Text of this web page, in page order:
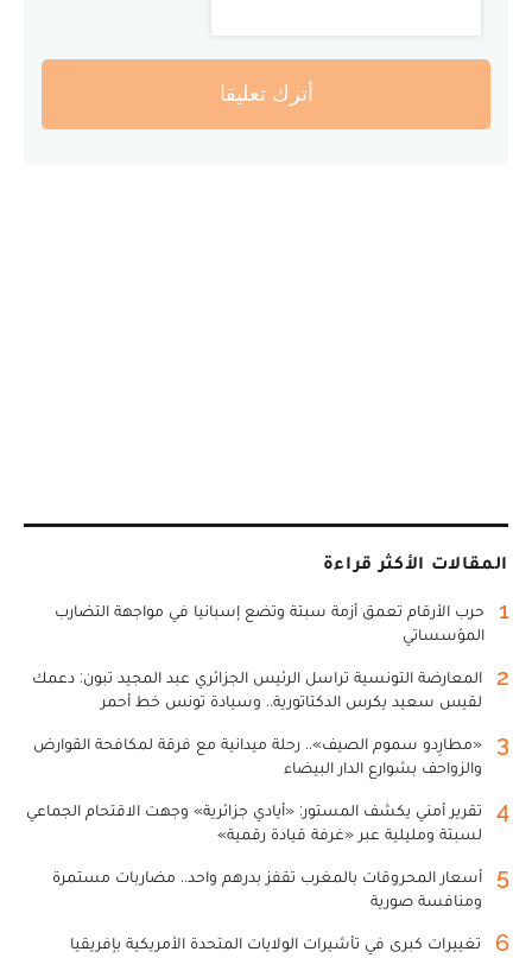
أترك تعليقا
المقالات الأكثر قراءة
1
حرب الأرقام تعمق أزمة سبتة وتضع إسبانيا في مواجهة التضارب
المؤسساتي
2
المعارضة التونسية تراسل الرئيس الجزائري عبد المجيد تبون: دعمك
لقيس سعيد يكرس الدكتاتورية.. وسيادة تونس خط أحمر
3
«مطارِدو سموم الصيف».. رحلة ميدانية مع فرقة لمكافحة القوارض
والزواحف بشوارع الدار البيضاء
4
تقرير أمني يكشف المستور: «أيادي جزائرية» وجهت الاقتحام الجماعي
لسبتة ومليلية عبر «غرفة قيادة رقمية»
5
أسعار المحروقات بالمغرب تقفز بدرهم واحد.. مضاربات مستمرة
ومنافسة صورية
6 تغييرات كبرى في تأشيرات الولايات المتحدة الأمريكية بإفريقيا